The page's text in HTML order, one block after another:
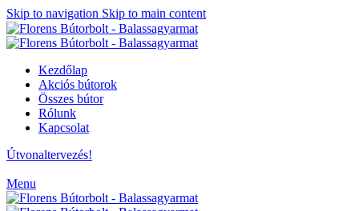
Skip to navigation Skip to main content
Kezdőlap
Akciós bútorok
Összes bútor
Rólunk
Kapcsolat
Útvonaltervezés!
Menu